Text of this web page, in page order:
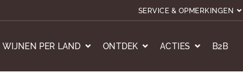
SERVICE & OPMERKINGEN
WIJNEN PER LAND ONTDEK ACTIES B2B